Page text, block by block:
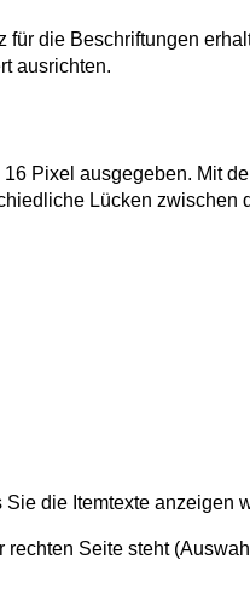
die Beschriftungen
ausrichten.
Pixel ausgegeben. Mit
Lücken zwischen
die Itemtexte anzeigen
Seite steht